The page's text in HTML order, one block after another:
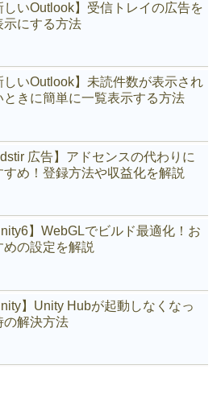
しいOutlook】受信トレイの広告を
示にする方法
しいOutlook】未読件数が表示され
ときに簡単に一覧表示する方法
広告】アドセンスの代わりに
すめ！登録方法や収益化を解説
】WebGLでビルド最適化！お
めの設定を解説
】Unity Hubが起動しなくなっ
の解決方法